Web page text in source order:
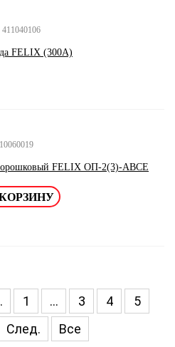
FELIX (300А)
FELIX ОП-2(3)-ABCE
1 ... 3 4
5
След. Все